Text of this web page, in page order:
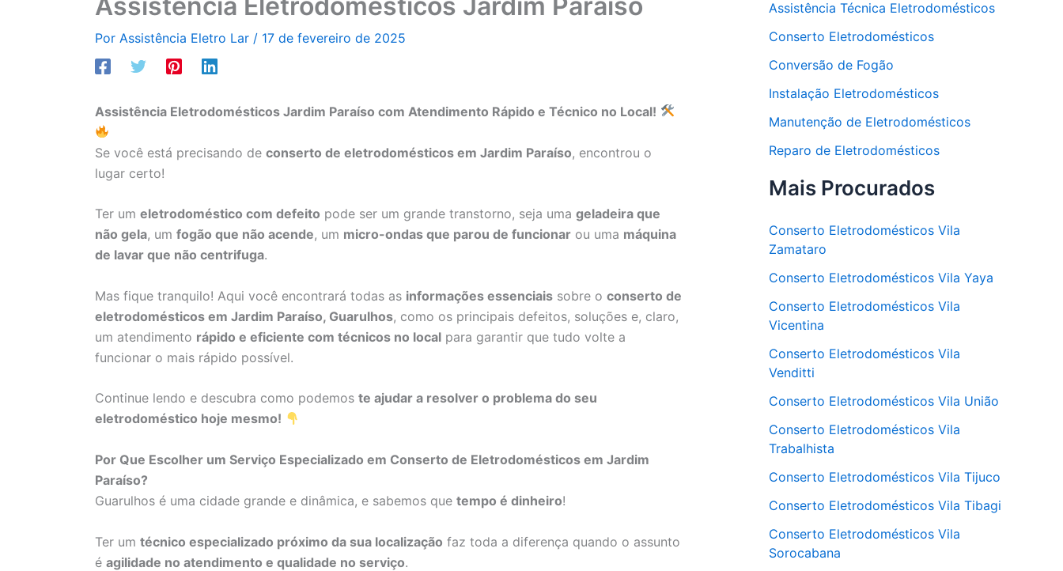
Por Assistência Eletro Lar / 17 de fevereiro de 2025
Assistência Eletrodomésticos Jardim Paraíso com Atendimento Rápido e Técnico no Local!
Se você está precisando de conserto de eletrodomésticos em Jardim Paraíso, encontrou o
lugar certo!
Ter um eletrodoméstico com defeito pode ser um grande transtorno, seja uma geladeira que
não gela, um fogão que não acende, um micro-ondas que parou de funcionar ou uma máquina
de lavar que não centrifuga.
Mas fique tranquilo! Aqui você encontrará todas as informações essenciais sobre o conserto de
eletrodomésticos em Jardim Paraíso, Guarulhos, como os principais defeitos, soluções e, claro,
um atendimento rápido e eficiente com técnicos no local para garantir que tudo volte a
funcionar o mais rápido possível.
Continue lendo e descubra como podemos te ajudar a resolver o problema do seu
eletrodoméstico hoje mesmo!
Por Que Escolher um Serviço Especializado em Conserto de Eletrodomésticos em Jardim
Paraíso?
Guarulhos é uma cidade grande e dinâmica, e sabemos que tempo é dinheiro!
Ter um técnico especializado próximo da sua localização faz toda a diferença quando o assunto
é agilidade no atendimento e qualidade no serviço.
Assistência Técnica Eletrodomésticos
Conserto Eletrodomésticos
Conversão de Fogão
Instalação Eletrodomésticos
Manutenção de Eletrodomésticos
Reparo de Eletrodomésticos
Mais Procurados
Conserto Eletrodomésticos Vila
Zamataro
Conserto Eletrodomésticos Vila Yaya
Conserto Eletrodomésticos Vila
Vicentina
Conserto Eletrodomésticos Vila
Venditti
Conserto Eletrodomésticos Vila União
Conserto Eletrodomésticos Vila
Trabalhista
Conserto Eletrodomésticos Vila Tijuco
Conserto Eletrodomésticos Vila Tibagi
Conserto Eletrodomésticos Vila
Sorocabana